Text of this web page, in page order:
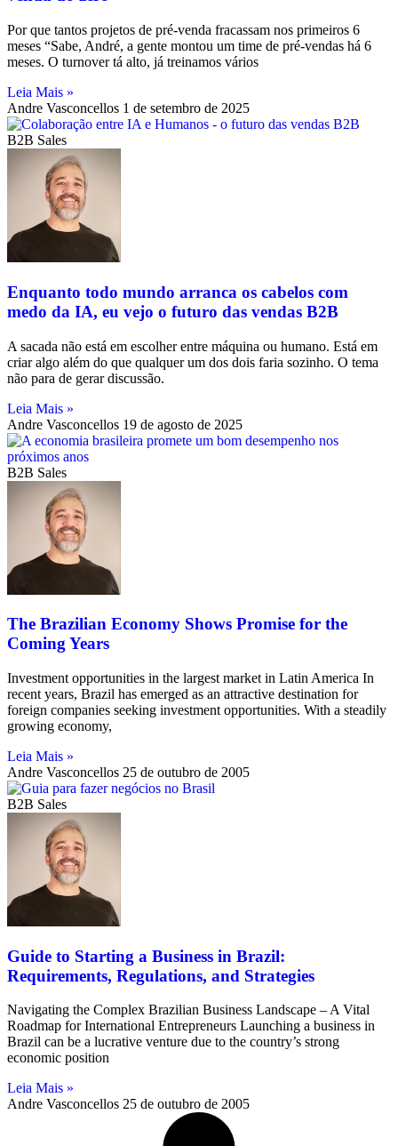
Por que tantos projetos de pré-venda fracassam nos primeiros 6
meses “Sabe, André, a gente montou um time de pré-vendas há 6
meses. O turnover tá alto, já treinamos vários
Leia Mais »
Andre Vasconcellos 1 de setembro de 2025
B2B Sales
Enquanto todo mundo arranca os cabelos com
medo da IA, eu vejo o futuro das vendas B2B
A sacada não está em escolher entre máquina ou humano. Está em
criar algo além do que qualquer um dos dois faria sozinho. O tema
não para de gerar discussão.
Leia Mais »
Andre Vasconcellos 19 de agosto de 2025
B2B Sales
The Brazilian Economy Shows Promise for the
Coming Years
Investment opportunities in the largest market in Latin America In
recent years, Brazil has emerged as an attractive destination for
foreign companies seeking investment opportunities. With a steadily
growing economy,
Leia Mais »
Andre Vasconcellos 25 de outubro de 2005
B2B Sales
Guide to Starting a Business in Brazil:
Requirements, Regulations, and Strategies
Navigating the Complex Brazilian Business Landscape – A Vital
Roadmap for International Entrepreneurs Launching a business in
Brazil can be a lucrative venture due to the country’s strong
economic position
Leia Mais »
Andre Vasconcellos 25 de outubro de 2005